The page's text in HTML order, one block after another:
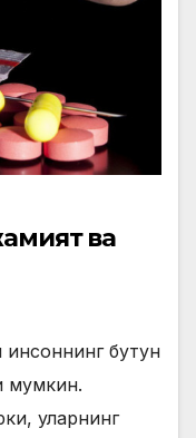
ва
инсоннинг бутун
мумкин.
уларнинг